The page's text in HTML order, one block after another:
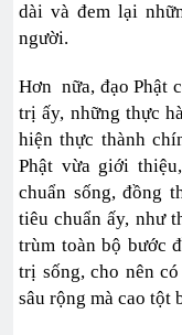
dài và đem lại
người.
Hơn nữa, đạo Phật
trị ấy, những thực
hiện thực thành
Phật vừa giới
chuẩn sống, đồng
tiêu chuẩn ấy, như
trùm toàn bộ bước
trị sống, cho nên
sâu rộng mà cao tột